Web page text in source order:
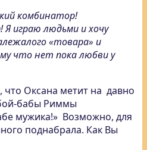
комбинатор!
играю людьми и хочу
«товара» и
что нет пока любви у
Оксана метит на давно
бабы Риммы
мужика!» Возможно, для
поднабрала. Как Вы